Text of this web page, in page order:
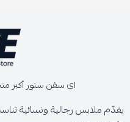
اي سفن ستور أكبر
يقدّم ملابس رجالية ونسائية